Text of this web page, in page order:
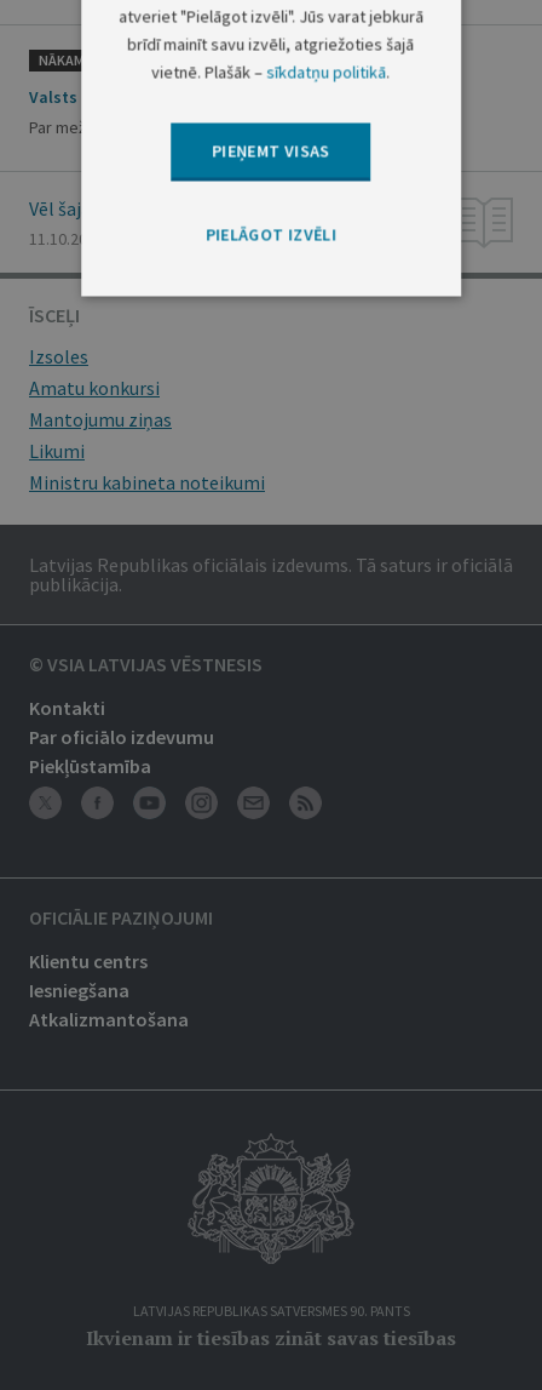
NĀKAMAIS
Valsts meža dienesta rīkojums Nr.158
Par meža ugunsnedrošā laika posma nobeigumu
Vēl šajā numurā
11.10.2002., Nr. 147
ĪSCEĻI
Izsoles
Amatu konkursi
Mantojumu ziņas
Likumi
Ministru kabineta noteikumi
Latvijas Republikas oficiālais izdevums. Tā saturs ir oficiālā
publikācija.
© VSIA LATVIJAS VĒSTNESIS
Kontakti
Par oficiālo izdevumu
Piekļūstamība
OFICIĀLIE PAZIŅOJUMI
Klientu centrs
Iesniegšana
Atkalizmantošana
LATVIJAS REPUBLIKAS SATVERSMES 90. PANTS
Ikvienam ir tiesības zināt savas tiesības
atveriet "Pielāgot izvēli". Jūs varat jebkurā
brīdī mainīt savu izvēli, atgriežoties šajā
vietnē. Plašāk –sīkdatņu politikā.
PIEŅEMT VISAS
PIELĀGOT IZVĒLI